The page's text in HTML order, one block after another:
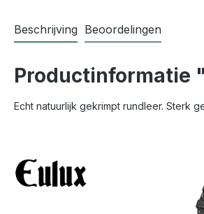
Beschrijving Beoordelingen
Productinformatie
Echt natuurlijk gekrimpt rundleer. Sterk